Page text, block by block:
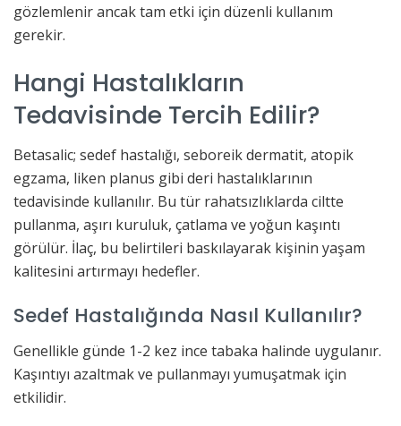
gözlemlenir ancak tam etki için düzenli kullanım
gerekir.
Hangi Hastalıkların
Tedavisinde Tercih Edilir?
Betasalic; sedef hastalığı, seboreik dermatit, atopik
egzama, liken planus gibi deri hastalıklarının
tedavisinde kullanılır. Bu tür rahatsızlıklarda ciltte
pullanma, aşırı kuruluk, çatlama ve yoğun kaşıntı
görülür. İlaç, bu belirtileri baskılayarak kişinin yaşam
kalitesini artırmayı hedefler.
Sedef Hastalığında Nasıl Kullanılır?
Genellikle günde 1-2 kez ince tabaka halinde uygulanır.
Kaşıntıyı azaltmak ve pullanmayı yumuşatmak için
etkilidir.